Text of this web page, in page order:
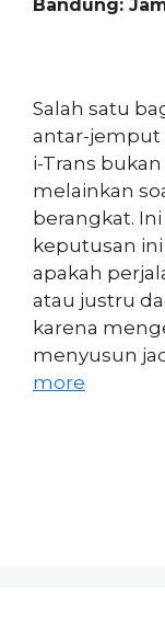
Bandung:
Salah satu
antar-jemput
i-Trans
melainkan
berangkat.
keputusan
apakah
atau justru
karena
menyusun
more